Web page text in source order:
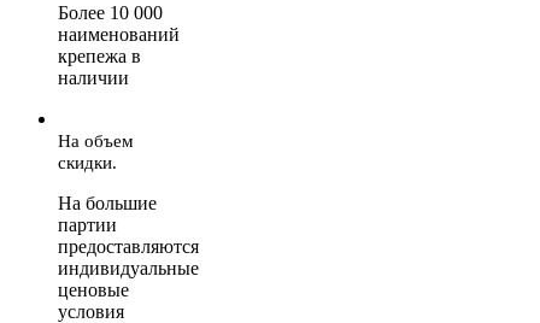
Более 10 000
наименований
крепежа в
наличии
На объем
скидки.
На большие
партии
предоставляются
индивидуальные
ценовые
условия